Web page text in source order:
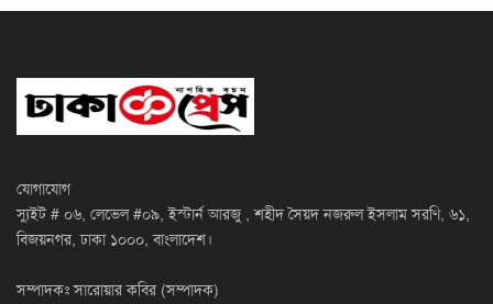
যোগাযোগ
স্যুইট # ০৬, লেভেল #০৯, ইস্টার্ন আরজু , শহীদ সৈয়দ নজরুল ইসলাম সরণি, ৬১,
বিজয়নগর, ঢাকা ১০০০, বাংলাদেশ।
সম্পাদকঃ সারোয়ার কবির (সম্পাদক)